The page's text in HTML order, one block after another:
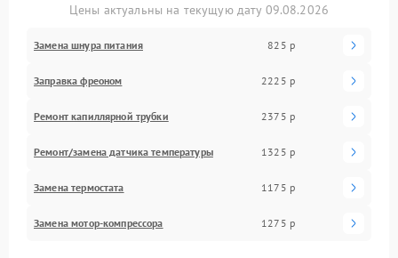
Цены актуальны на текущую дату 09.08.2026
Замена шнура питания 825 р
Заправка фреоном 2225 р
Ремонт капиллярной трубки 2375 р
Ремонт/замена датчика температуры 1325 р
Замена термостата 1175 р
Замена мотор-компрессора 1275 р